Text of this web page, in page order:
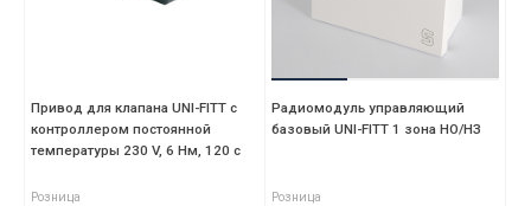
Привод для клапана UNI-FITT с
контроллером постоянной
температуры 230 V, 6 Нм, 120 c
Розница
Радиомодуль управляющий
базовый UNI-FITT 1 зона НО/НЗ
Розница